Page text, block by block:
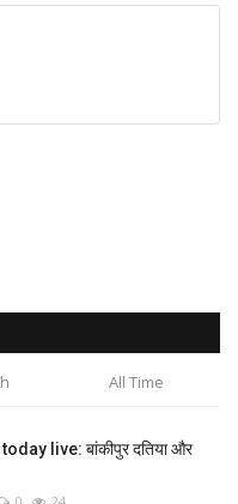
All Time
live: बांकीपुर दतिया और